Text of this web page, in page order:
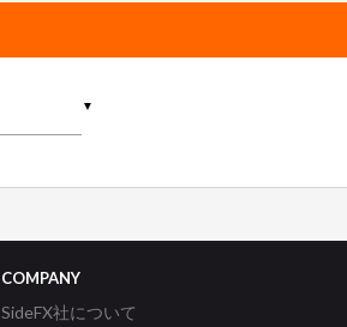
▼
COMPANY
SideFX社について